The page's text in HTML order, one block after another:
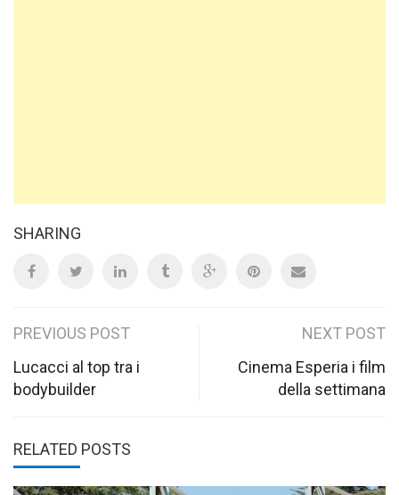
SHARING
Post
navigation
PREVIOUS POST
Lucacci al top tra i
bodybuilder
NEXT POST
Cinema Esperia i film
della settimana
RELATED POSTS